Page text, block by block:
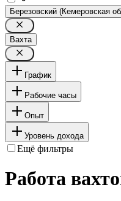
Березовский (Кемеровская
Вахта
График
Рабочие часы
Опыт
Уровень дохода
Ещё фильтры
Работа